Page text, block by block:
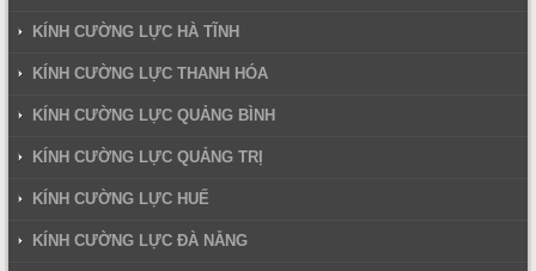
KÍNH CƯỜNG LỰC HÀ TĨNH
KÍNH CƯỜNG LỰC THANH HÓA
KÍNH CƯỜNG LỰC QUẢNG BÌNH
KÍNH CƯỜNG LỰC QUẢNG TRỊ
KÍNH CƯỜNG LỰC HUẾ
KÍNH CƯỜNG LỰC ĐÀ NẴNG